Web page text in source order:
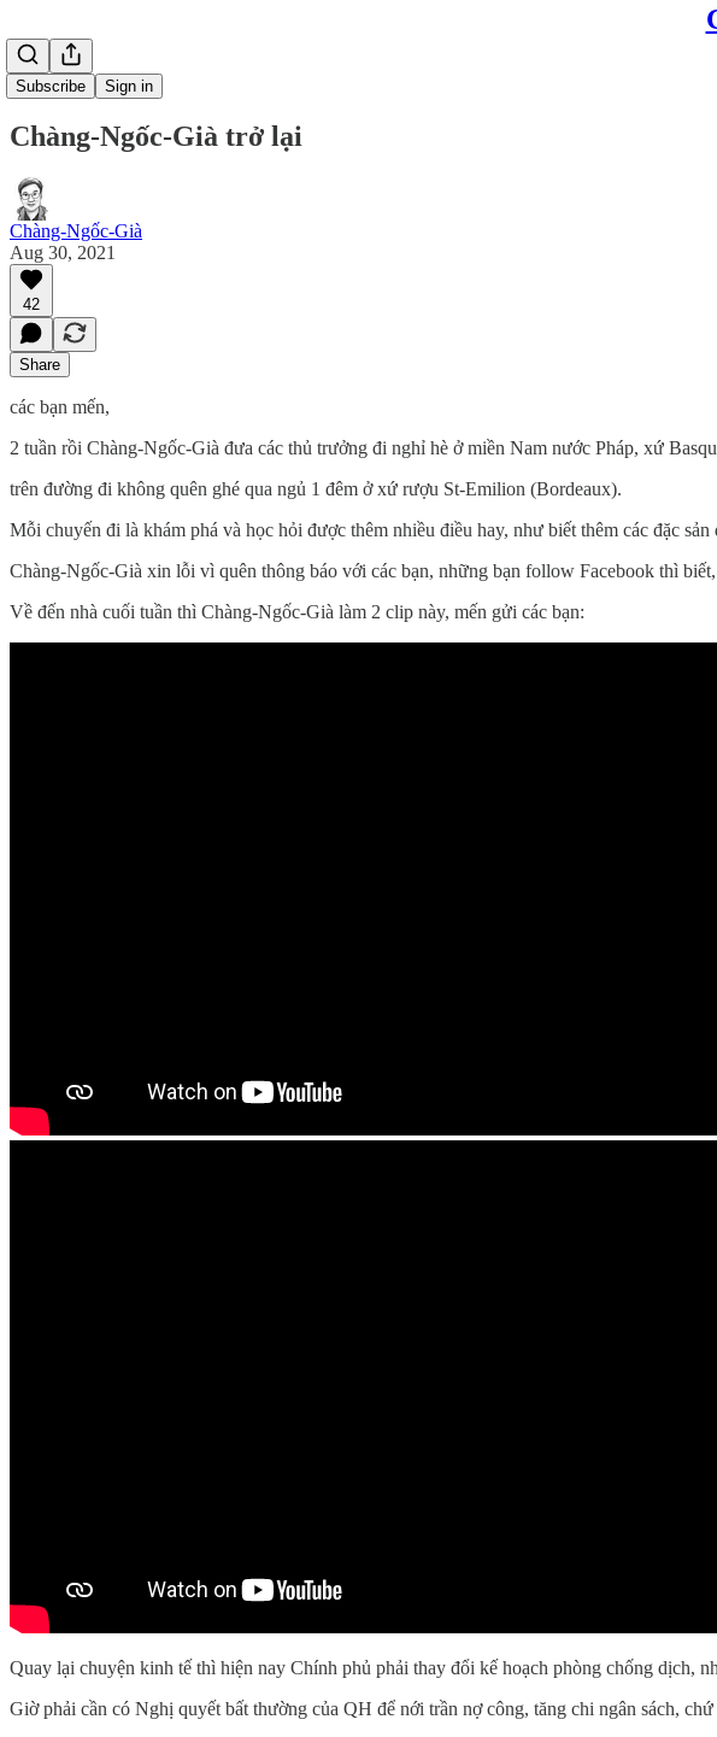
Subscribe Sign in
Chàng-Ngốc-Già trở lại
Chàng-Ngốc-Già
Aug 30, 2021
42
Share
các bạn mến,
2 tuần rồi Chàng-Ngốc-Già đưa các thủ trưởng đi nghỉ hè ở miền Nam nước Pháp, xứ
trên đường đi không quên ghé qua ngủ 1 đêm ở xứ rượu St-Emilion (Bordeaux).
Mỗi chuyến đi là khám phá và học hỏi được thêm nhiều điều hay, như biết thêm các đặc
Chàng-Ngốc-Già xin lỗi vì quên thông báo với các bạn, những bạn follow Facebook thì
Về đến nhà cuối tuần thì Chàng-Ngốc-Già làm 2 clip này, mến gửi các bạn:
Quay lại chuyện kinh tế thì hiện nay Chính phủ phải thay đổi kế hoạch phòng chống dịch,
Giờ phải cần có Nghị quyết bất thường của QH để nới trần nợ công, tăng chi ngân sách,